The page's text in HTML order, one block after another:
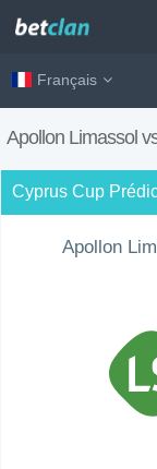
Français
Apollon Limassol
Cyprus Cup
Apollon